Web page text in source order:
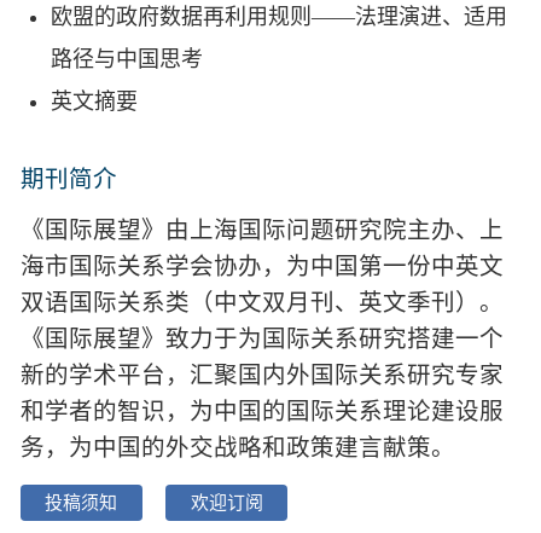
欧盟的政府数据再利用规则——法理演进、适用
路径与中国思考
英文摘要
期刊简介
《国际展望》由上海国际问题研究院主办、上
海市国际关系学会协办，为中国第一份中英文
双语国际关系类（中文双月刊、英文季刊）。
《国际展望》致力于为国际关系研究搭建一个
新的学术平台，汇聚国内外国际关系研究专家
和学者的智识，为中国的国际关系理论建设服
务，为中国的外交战略和政策建言献策。
投稿须知 欢迎订阅